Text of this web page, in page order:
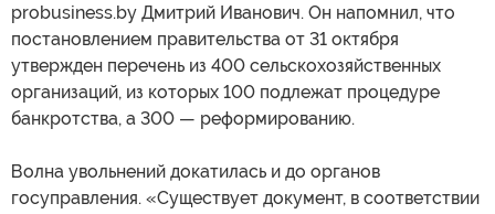
probusiness.by Дмитрий Иванович. Он напомнил, что
постановлением правительства от 31 октября
утвержден перечень из 400 сельскохозяйственных
организаций, из которых 100 подлежат процедуре
банкротства, а 300 — реформированию.
Волна увольнений докатилась и до органов
госуправления. «Существует документ, в соответствии